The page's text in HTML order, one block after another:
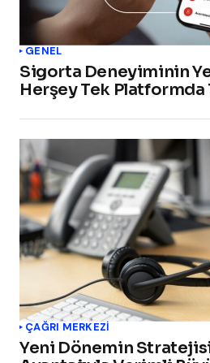
GENEL
Sigorta Deneyiminin
Herşey Tek Platformda
ÇAĞRI MERKEZI
Yeni Dönemin